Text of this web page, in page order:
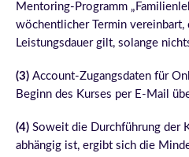
Mentoring-Programm
wöchentlicher Termin vereinbart,
Leistungsdauer gilt, solange
(3) Account-Zugangsdaten für
Beginn des Kurses per E-Mail
(4) Soweit die Durchführung der
abhängig ist, ergibt sich die